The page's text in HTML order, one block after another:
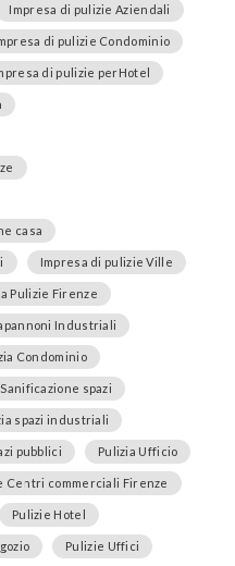
Impresa di pulizie Aziendali
di pulizie Condominio
di pulizie perHotel
casa
Impresa di pulizie Ville
Pulizie Firenze
Industriali
Condominio
spazi
spazi industriali
pubblici Pulizia Ufficio
Centri commerciali Firenze
Pulizie Hotel
Pulizie Uffici